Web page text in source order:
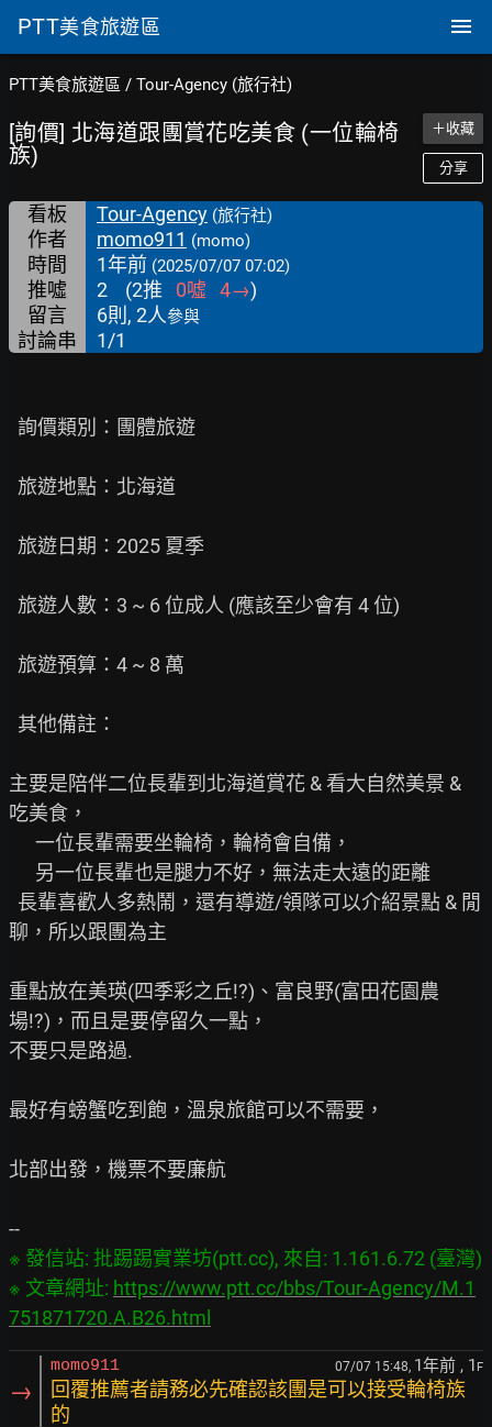
PTT美食旅遊區
PTT美食旅遊區 / Tour-Agency (旅行社)
[詢價] 北海道跟團賞花吃美食 (一位輪椅
族)
＋收藏
分享
看板 Tour-Agency (旅行社)
作者 momo911 (momo)
時間 1年前 (2025/07/07 07:02)
推噓 2 (2推 0噓 4→)
留言
6則, 2人參與
討論串 1/1
主要是陪伴二位長輩到北海道賞花 & 看大自然美景 &
吃美食，
聊，所以跟團為主
重點放在美瑛(四季彩之丘!?)、富良野(富田花園農
場!?)，而且是要停留久一點，
不要只是路過.
最好有螃蟹吃到飽，溫泉旅館可以不需要，
北部出發，機票不要廉航
※ 發信站: 批踢踢實業坊(ptt.cc), 來自: 1.161.6.72 (臺灣)
※ 文章網址: https://www.ptt.cc/bbs/Tour-Agency/M.1
751871720.A.B26.html
→
momo911 07/07 15:48, 1年前 , 1 F
回覆推薦者請務必先確認該團是可以接受輪椅族
的